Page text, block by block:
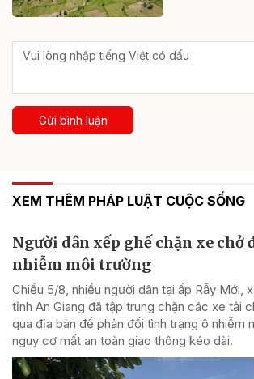
Gửi bình luận
XEM THÊM PHÁP LUẬT CUỘC SỐNG
Người dân xếp ghế chặn xe chở
nhiễm môi trường
Chiều 5/8, nhiều người dân tại ấp Rẫy Mới,
tỉnh An Giang đã tập trung chặn các xe tải
qua địa bàn để phản đối tình trạng ô nhiễm
nguy cơ mất an toàn giao thông kéo dài.